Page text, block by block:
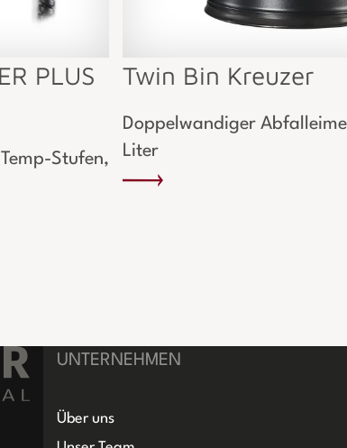
PLUS
Stufen,
Twin Bin Kreuzer
Doppelwandiger
Liter
UNTERNEHMEN
Über uns